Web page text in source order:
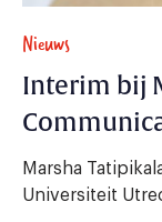
Nieuws
Interim bij
Marsha
Universiteit